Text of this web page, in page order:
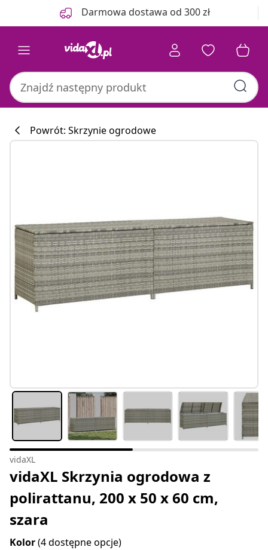
Darmowa dostawa od 300 zł
Powrót: Skrzynie ogrodowe
vidaXL
vidaXL Skrzynia ogrodowa z
polirattanu, 200 x 50 x 60 cm,
szara
Kolor(4 dostępne opcje)